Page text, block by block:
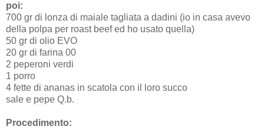
poi:
700 gr di lonza di maiale tagliata a dadini (io in casa avevo
della polpa per roast beef ed ho usato quella)
50 gr di olio EVO
20 gr di farina 00
2 peperoni verdi
1 porro
4 fette di ananas in scatola con il loro succo
sale e pepe Q.b.
Procedimento: